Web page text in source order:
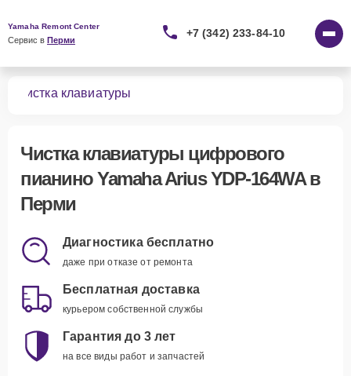
Yamaha Remont Center
Сервис в Перми
+7 (342) 233-84-10
Чистка клавиатуры
Чистка клавиатуры цифрового
пианино Yamaha Arius YDP-164WA в
Перми
Диагностика бесплатно
даже при отказе от ремонта
Бесплатная доставка
курьером собственной службы
Гарантия до 3 лет
на все виды работ и запчастей